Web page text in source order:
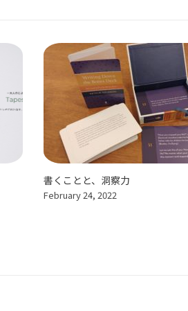
書くことと、洞察力
February 24, 2022